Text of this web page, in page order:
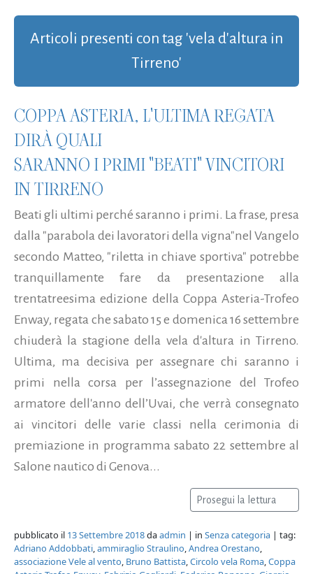
Articoli presenti con tag 'vela d'altura in
Tirreno'
COPPA ASTERIA, L'ULTIMA REGATA
DIRÀ QUALI
SARANNO I PRIMI "BEATI" VINCITORI
IN TIRRENO
Beati gli ultimi perché saranno i primi. La frase, presa
dalla "parabola dei lavoratori della vigna"nel Vangelo
secondo Matteo, "riletta in chiave sportiva" potrebbe
tranquillamente fare da presentazione alla
trentatreesima edizione della Coppa Asteria-Trofeo
Enway, regata che sabato 15 e domenica 16 settembre
chiuderà la stagione della vela d'altura in Tirreno.
Ultima, ma decisiva per assegnare chi saranno i
primi nella corsa per l’assegnazione del Trofeo
armatore dell'anno dell’Uvai, che verrà consegnato
ai vincitori delle varie classi nella cerimonia di
premiazione in programma sabato 22 settembre al
Salone nautico di Genova...
Prosegui la lettura
pubblicato il 13 Settembre 2018daadmin | in Senza categoria | tag:
Adriano Addobbati,ammiraglio Straulino,Andrea Orestano,
associazione Vele al vento, Bruno Battista,Circolo vela Roma,Coppa